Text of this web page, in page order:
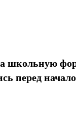
школьную
перед